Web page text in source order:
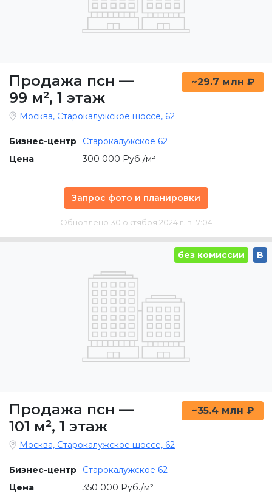
Продажа псн —
99 м², 1 этаж
~29.7 млн ₽
Москва, Старокалужское шоссе, 62
Бизнес-центр
Старокалужское 62
Цена
300 000 Руб./м²
Запрос фото и планировки
Обновлено 30 октября 2024 г. в 17:04
без комиссии B
Продажа псн —
101 м², 1 этаж
~35.4 млн ₽
Москва, Старокалужское шоссе, 62
Бизнес-центр
Старокалужское 62
Цена
350 000 Руб./м²